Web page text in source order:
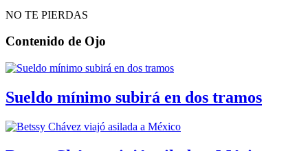
NO TE PIERDAS
Contenido de Ojo
Sueldo mínimo subirá en dos tramos